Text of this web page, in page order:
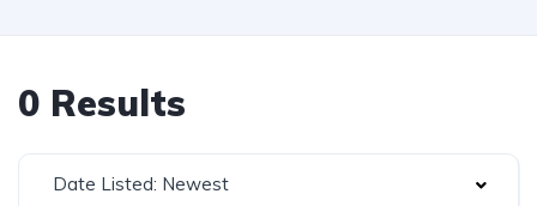
0 Results
Date Listed: Newest